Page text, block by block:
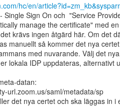
hc/en/
Single Sign On och  "Service
manage the certificate" med
krävs ingen åtgärd här. Om det
manuellt så kommer det nya
med nuvarande. Välj det
lokala IDP uppdateras, alternativt
url.zoom.us/saml/metadata/sp
det nya certet och ska läggas in i